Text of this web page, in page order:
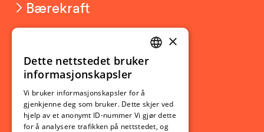
Bærekraft
Ny student
Utveksling
Opptak
Lov- og regelverk
NORWEGIAN
×
Dette nettstedet bruker
informasjonskapsler
Vi bruker informasjonskapsler for å
gjenkjenne deg som bruker. Dette skjer ved
hjelp av et anonymt ID-nummer Vi gjør dette
for å analysere trafikken på nettstedet, og